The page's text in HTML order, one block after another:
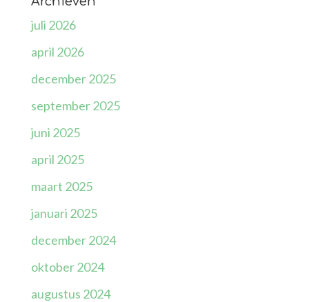
juli 2026
april 2026
december 2025
september 2025
juni 2025
april 2025
maart 2025
januari 2025
december 2024
oktober 2024
augustus 2024